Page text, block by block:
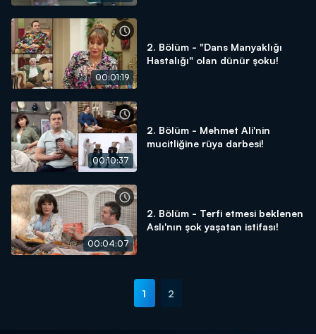
00:01:19
2. Bölüm - "Dans Manyaklığı
Hastalığı" olan dünür şoku!
00:10:37
2. Bölüm - Mehmet Ali'nin
mucitliğine rüya darbesi!
00:04:07
2. Bölüm - Terfi etmesi beklenen
Aslı'nın şok yaşatan istifası!
1 2